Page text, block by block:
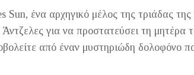
Sun, ένα αρχηγικό μέλος της τριάδας
για να προστατεύσει τη μητέρα
από έναν μυστηριώδη δολοφόνο